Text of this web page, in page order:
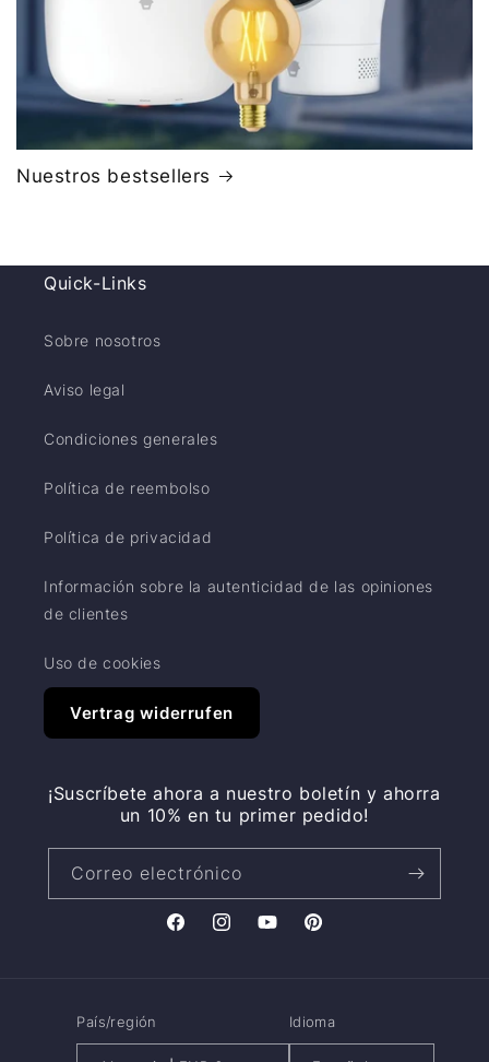
Nuestros bestsellers
Quick-Links
Sobre nosotros
Aviso legal
Condiciones generales
Política de reembolso
Política de privacidad
Información sobre la autenticidad de las opiniones
de clientes
Uso de cookies
Vertrag widerrufen
¡Suscríbete ahora a nuestro boletín y ahorra
un 10% en tu primer pedido!
Correo electrónico
FacebookInstagramYouTubePinterest
País/región Idioma